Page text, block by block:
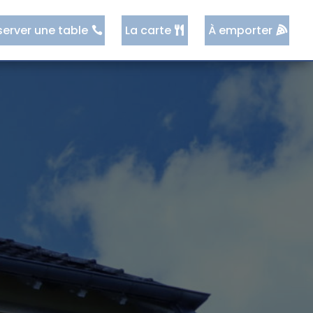
une table La carte À emporter